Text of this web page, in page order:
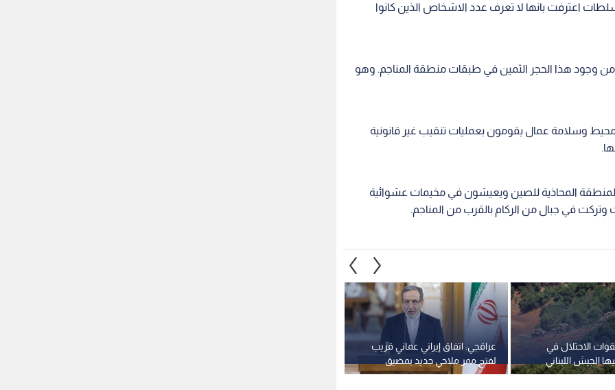
اعترفت بانها لا تعرف عدد الاشخاص الذين كانوا
من وجود هذا الحجر الثمين في طبقات منطقة المناجم. وهو
وسلامة عمال يقومون بعمليات تنقيب غير قانونية
المنطقة المحاذية للصين ويعيشون في مخيمات عشوائية
وتركت في جبال من الركام بالقرب من المناجم.
عراقجي: اتفاق إيراني عماني قريب
لفتح ممر ملاحي جديد بمضيق
هرمز
الاحتلال في
الجيش اللبناني